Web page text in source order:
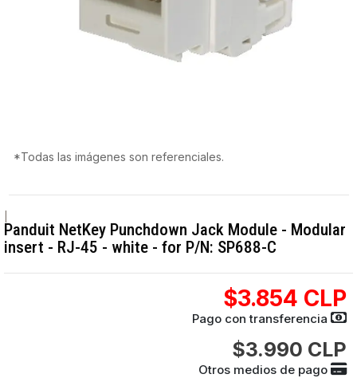
*Todas las imágenes son referenciales.
Panduit NetKey Punchdown Jack Module - Modular
insert - RJ-45 - white - for P/N: SP688-C
$3.854 CLP
Pago con transferencia
$3.990 CLP
Otros medios de pago